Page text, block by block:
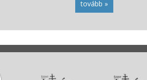
tovább »